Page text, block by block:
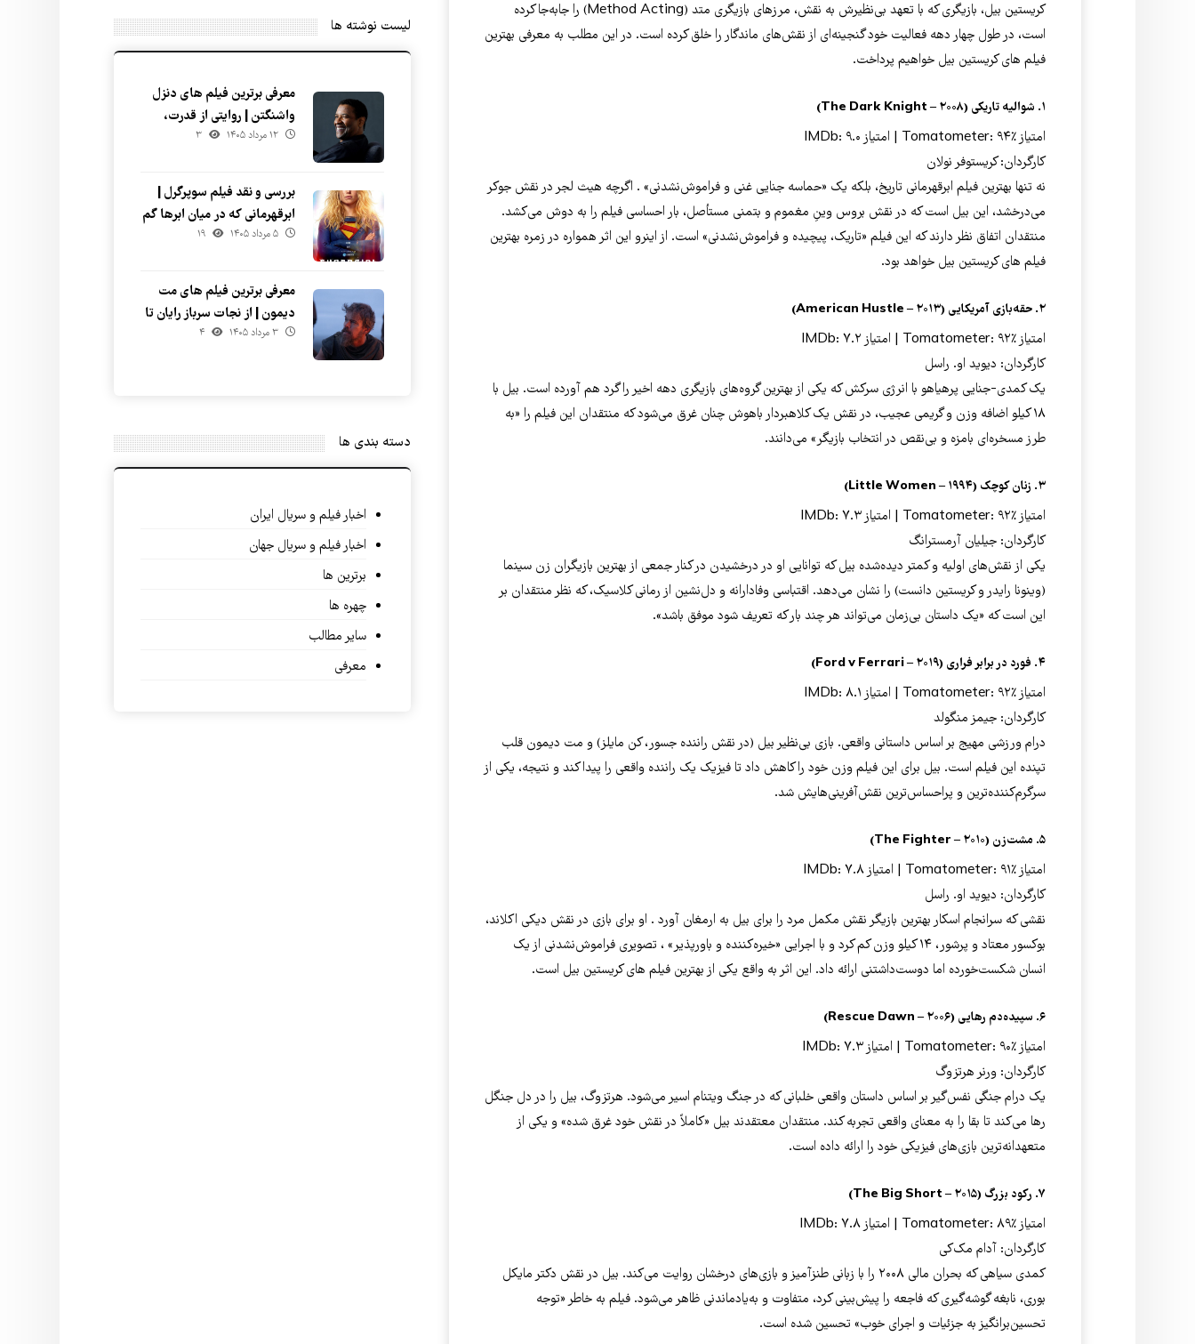
کریستین بیل، بازیگری که با تعهد بی‌نظیرش به نقش، مرزهای بازیگری متد (Method Acting) را جابه‌جا کرده
است، در طول چهار دهه فعالیت خود گنجینه‌ای از نقش‌های ماندگار را خلق کرده است. در این مطلب به معرفی بهترین
فیلم های کریستین بیل خواهیم پرداخت.
۱. شوالیه تاریکی (The Dark Knight – ۲۰۰۸)
امتیاز Tomatometer: ۹۴٪ | امتیاز IMDb: ۹.۰
کارگردان: کریستوفر نولان
نه تنها بهترین فیلم ابرقهرمانی تاریخ، بلکه یک «حماسه جنایی غنی و فراموش‌نشدنی» . اگرچه هیث لجر در نقش جوکر
می‌درخشد، این بیل است که در نقش بروس وینِ مغموم و بتمنی مستأصل، بار احساسی فیلم را به دوش می‌کشد.
منتقدان اتفاق نظر دارند که این فیلم «تاریک، پیچیده و فراموش‌نشدنی» است. از اینرو این اثر همواره در زمره بهترین
فیلم های کریستین بیل خواهد بود.
۲. حقه‌بازی آمریکایی (American Hustle – ۲۰۱۳)
امتیاز Tomatometer: ۹۲٪ | امتیاز IMDb: ۷.۲
کارگردان: دیوید او. راسل
یک کمدی-جنایی پرهیاهو با انرژی سرکش که یکی از بهترین گروه‌های بازیگری دهه اخیر را گرد هم آورده است. بیل با
۱۸ کیلو اضافه وزن و گریمی عجیب، در نقش یک کلاهبردار باهوش چنان غرق می‌شود که منتقدان این فیلم را «به
طرز مسخره‌ای بامزه و بی‌نقص در انتخاب بازیگر» می‌دانند.
۳. زنان کوچک (Little Women – ۱۹۹۴)
امتیاز Tomatometer: ۹۲٪ | امتیاز IMDb: ۷.۳
کارگردان: جیلیان آرمسترانگ
یکی از نقش‌های اولیه و کمتر دیده‌شده بیل که توانایی او در درخشیدن در کنار جمعی از بهترین بازیگران زن سینما
(وینونا رایدر و کریستین دانست) را نشان می‌دهد. اقتباسی وفادارانه و دل‌نشین از رمانی کلاسیک، که نظر منتقدان بر
این است که «یک داستان بی‌زمان می‌تواند هر چند بار که تعریف شود موفق باشد».
۴. فورد در برابر فراری (Ford v Ferrari – ۲۰۱۹)
امتیاز Tomatometer: ۹۲٪ | امتیاز IMDb: ۸.۱
کارگردان: جیمز منگولد
درام ورزشی مهیج بر اساس داستانی واقعی. بازی بی‌نظیر بیل (در نقش راننده جسور، کن مایلز) و مت دیمون قلب
تپنده این فیلم است. بیل برای این فیلم وزن خود را کاهش داد تا فیزیک یک راننده واقعی را پیدا کند و نتیجه، یکی از
سرگرم‌کننده‌ترین و پراحساس‌ترین نقش‌آفرینی‌هایش شد.
۵. مشت‌زن (The Fighter – ۲۰۱۰)
امتیاز Tomatometer: ۹۱٪ | امتیاز IMDb: ۷.۸
کارگردان: دیوید او. راسل
نقشی که سرانجام اسکار بهترین بازیگر نقش مکمل مرد را برای بیل به ارمغان آورد . او برای بازی در نقش دیکی اکلاند،
بوکسور معتاد و پرشور، ۱۴ کیلو وزن کم کرد و با اجرایی «خیره‌کننده و باورپذیر» ، تصویری فراموش‌نشدنی از یک
انسان شکست‌خورده اما دوست‌داشتنی ارائه داد. این اثر به واقع یکی از بهترین فیلم های کریستین بیل است.
۶. سپیده‌دم رهایی (Rescue Dawn – ۲۰۰۶)
امتیاز Tomatometer: ۹۰٪ | امتیاز IMDb: ۷.۳
کارگردان: ورنر هرتزوگ
یک درام جنگی نفس‌گیر بر اساس داستان واقعی خلبانی که در جنگ ویتنام اسیر می‌شود. هرتزوگ، بیل را در دل جنگل
رها می‌کند تا بقا را به معنای واقعی تجربه کند. منتقدان معتقدند بیل «کاملاً در نقش خود غرق شده» و یکی از
متعهدانه‌ترین بازی‌های فیزیکی خود را ارائه داده است.
۷. رکود بزرگ (The Big Short – ۲۰۱۵)
امتیاز Tomatometer: ۸۹٪ | امتیاز IMDb: ۷.۸
کارگردان: آدام مک‌کی
کمدی سیاهی که بحران مالی ۲۰۰۸ را با زبانی طنزآمیز و بازی‌های درخشان روایت می‌کند. بیل در نقش دکتر مایکل
بوری، نابغه گوشه‌گیری که فاجعه را پیش‌بینی کرد، متفاوت و به‌یادماندنی ظاهر می‌شود. فیلم به خاطر «توجه
تحسین‌برانگیز به جزئیات و اجرای خوب» تحسین شده است.
لیست نوشته ها
معرفی برترین فیلم های دنزل
واشنگتن | روایتی از قدرت،
صلابت و انسانیت
۱۲ مرداد ۱۴۰۵ ۳
بررسی و نقد فیلم سوپرگرل |
ابرقهرمانی که در میان ابرها گم
شد۵ مرداد ۱۴۰۵ ۱۹
معرفی برترین فیلم های مت
دیمون | از نجات سرباز رایان تا
میان ستاره ای
۳ مرداد ۱۴۰۵ ۴
دسته بندی ها
اخبار فیلم و سریال ایران
اخبار فیلم و سریال جهان
برترین ها
چهره ها
سایر مطالب
معرفی